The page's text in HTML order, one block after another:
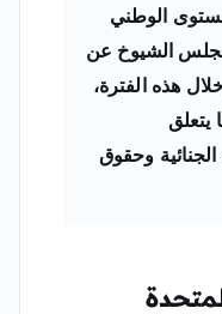
الوطني
مجلس الشيوخ عن
عام 2016. وخلال هذه الفترة،
يتعلق
الجنائية وحقوق